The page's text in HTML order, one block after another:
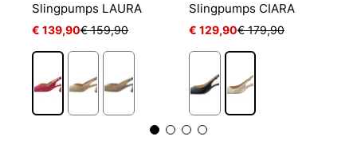
Slingpumps LAURA
€ 139,90€ 159,90
Slingpumps CIARA
€ 129,90€ 179,90